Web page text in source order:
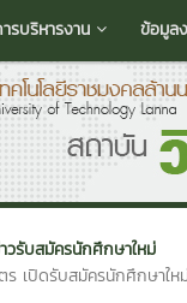
รบริหารงาน ข้อมูล
วรับสมัครนักศึกษาใหม่
ร เปิดรับสมัครนักศึกษา